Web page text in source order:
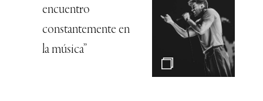
encuentro
constantemente en
la música”